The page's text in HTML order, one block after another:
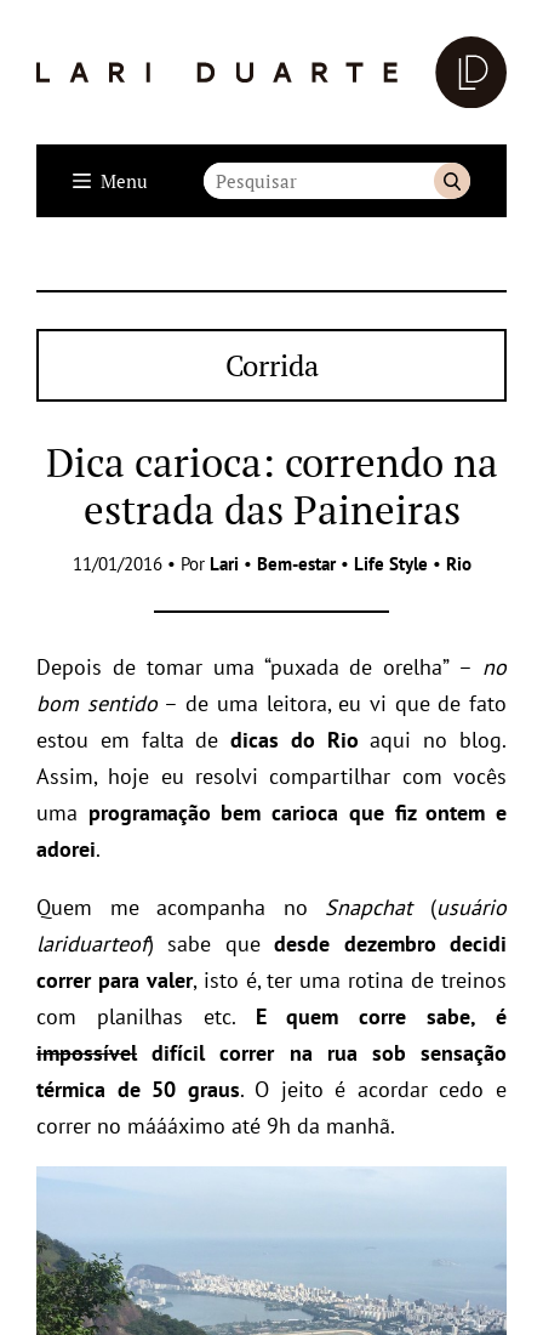
Menu
Corrida
Dica carioca: correndo na
estrada das Paineiras
11/01/2016 • Por Lari • Bem-estar• Life Style • Rio
Depois de tomar uma “puxada de orelha” – no
bom sentido– de uma leitora, eu vi que de fato
estou em falta dedicas do Rio aqui no blog.
Assim, hoje eu resolvi compartilhar com vocês
uma programação bem carioca que fiz ontem e
adorei.
Quem me acompanha no Snapchat(usuário
lariduarteof) sabe quedesde dezembro decidi
correr para valer, isto é, ter uma rotina de treinos
com planilhas etc. E quem corre sabe, é
impossíveldifícil correr na rua sob sensação
térmica de 50 graus. O jeito é acordar cedo e
correr no máááximo até 9h da manhã.